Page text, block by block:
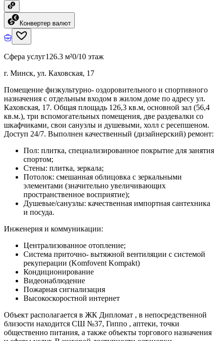
Конвертер валют
Сфера услуг126.3 м²0/10 этаж
г. Минск, ул. Каховская, 17
Помещение физкультурно- оздоровительного и спортивного
назначения с отдельным входом в жилом доме по адресу ул.
Каховская, 17. Общая площадь 126,3 кв.м, основной зал (56,4
кв.м.), три вспомогательных помещения, две раздевалки со
шкафчиками, свои санузлы и душевыми, холл с ресепшеном.
Доступ 24/7. Выполнен качественный (дизайнерский) ремонт:
Пол: плитка, специализированное покрытие для занятия
спортом;
Стены: плитка, зеркала;
Потолок: смешанная облицовка с зеркальными
элементами (значительно увеличивающих
пространственное восприятие);
Душевые/санузлы: качественная импортная сантехника
и посуда.
Инженерия и коммуникации:
Централизованное отопление;
Система приточно- вытяжной вентиляции с системой
рекуперации (Komfovent Kompakt)
Кондиционирование
Видеонаблюдение
Пожарная сигнализация
Высокоскоростной интернет
Объект располагается в ЖК Дипломат , в непосредственной
близости находится СШ №37, Гиппо , аптеки, точки
общественно питания, а также объекты торгового назначения